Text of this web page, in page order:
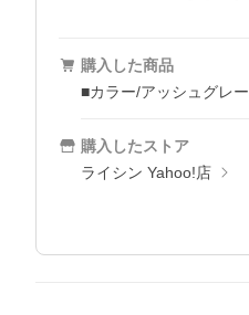
購入した商品
■カラー/アッシュグレー
購入したストア
ライシン Yahoo!店